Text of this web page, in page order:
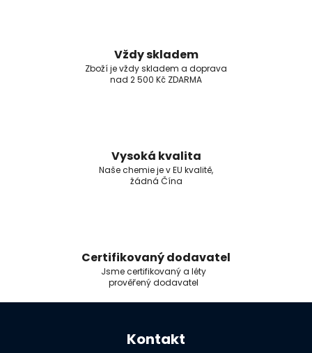
Vždy skladem
Zboží je vždy skladem a doprava
nad 2 500 Kč ZDARMA
Vysoká kvalita
Naše chemie je v EU kvalitě,
žádná Čína
Certifikovaný dodavatel
Jsme certifikovaný a léty
prověřený dodavatel
Z
Kontakt